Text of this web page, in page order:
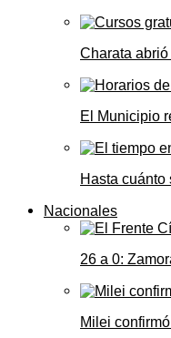
Charata
El Municipio
Hasta
Nacionales
26 a 0:
Milei